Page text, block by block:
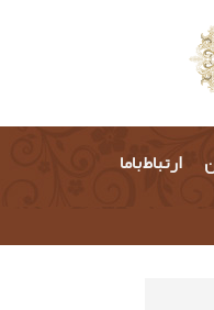
ارتباط باما